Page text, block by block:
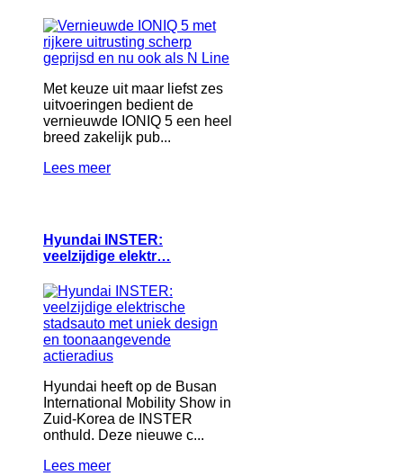
Met keuze uit maar liefst zes
uitvoeringen bedient de
vernieuwde IONIQ 5 een heel
breed zakelijk pub...
Lees meer
Hyundai INSTER:
veelzijdige elektr…
Hyundai heeft op de Busan
International Mobility Show in
Zuid-Korea de INSTER
onthuld. Deze nieuwe c...
Lees meer